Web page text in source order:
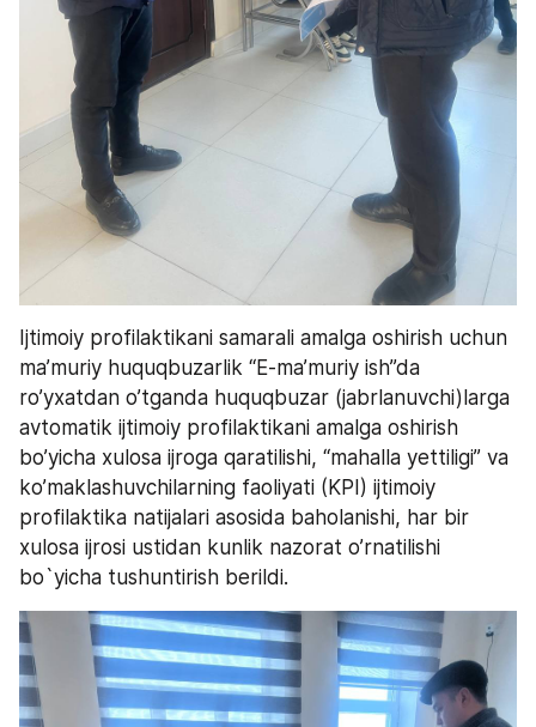
Ijtimoiy profilaktikani samarali amalga oshirish uchun
ma’muriy huquqbuzarlik “E-ma’muriy ish”da
ro’yxatdan o’tganda huquqbuzar (jabrlanuvchi)larga
avtomatik ijtimoiy profilaktikani amalga oshirish
bo’yicha xulosa ijroga qaratilishi, “mahalla yettiligi” va
ko’maklashuvchilarning faoliyati (KPI) ijtimoiy
profilaktika natijalari asosida baholanishi, har bir
xulosa ijrosi ustidan kunlik nazorat o’rnatilishi
bo`yicha tushuntirish berildi.